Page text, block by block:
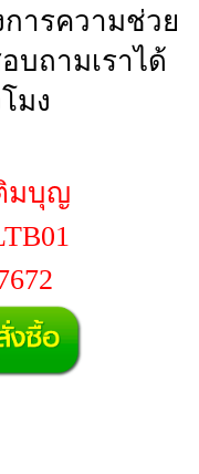
ารความช่วย
บถามเราได้
มง
มบุญ